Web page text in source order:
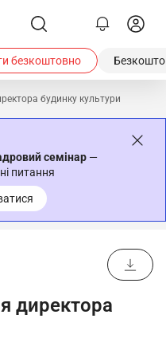
безкоштовно
будинку культури
семінар —
питання
директора